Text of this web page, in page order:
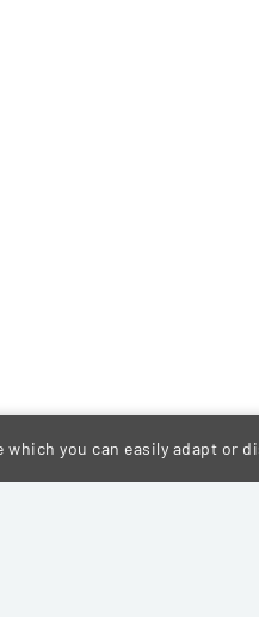
you can easily adapt or